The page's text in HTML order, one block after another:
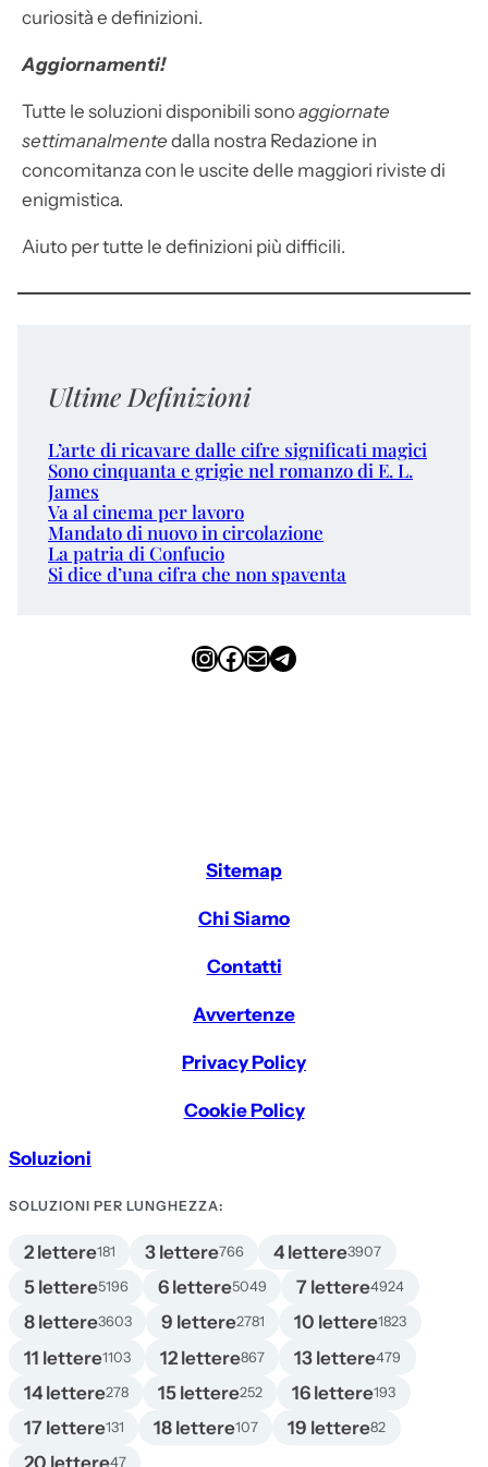
curiosità e definizioni.
Aggiornamenti!
Tutte le soluzioni disponibili sonoaggiornate
settimanalmente dalla nostra Redazione in
concomitanza con le uscite delle maggiori riviste di
enigmistica.
Aiuto per tutte le definizioni più difficili.
Ultime Definizioni
L’arte di ricavare dalle cifre significati magici
Sono cinquanta e grigie nel romanzo di E. L.
James
Va al cinema per lavoro
Mandato di nuovo in circolazione
La patria di Confucio
Si dice d’una cifra che non spaventa
InstagramFacebook Email Telegram
Sitemap
Chi Siamo
Contatti
Avvertenze
Privacy Policy
Cookie Policy
Soluzioni
SOLUZIONI PER LUNGHEZZA:
2 lettere181 3 lettere766 4 lettere3907
5 lettere5196 6 lettere5049 7 lettere4924
8 lettere3603 9 lettere2781 10 lettere1823
11 lettere1103 12 lettere867 13 lettere479
14 lettere278 15 lettere252 16 lettere193
17 lettere131 18 lettere107 19 lettere82
47